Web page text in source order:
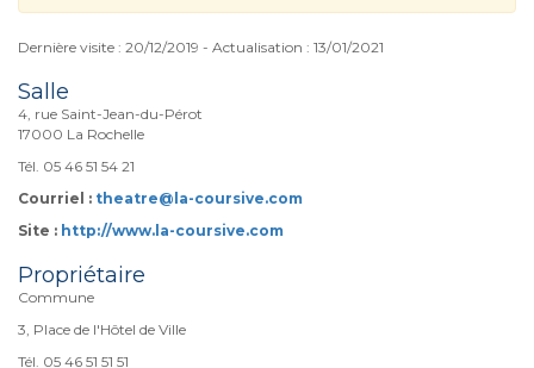
Dernière visite : 20/12/2019 - Actualisation : 13/01/2021
Salle
4, rue Saint-Jean-du-Pérot
17000 La Rochelle
Tél. 05 46 51 54 21
Courriel : theatre@la-coursive.com
Site : http://www.la-coursive.com
Propriétaire
Commune
3, Place de l'Hôtel de Ville
Tél. 05 46 51 51 51